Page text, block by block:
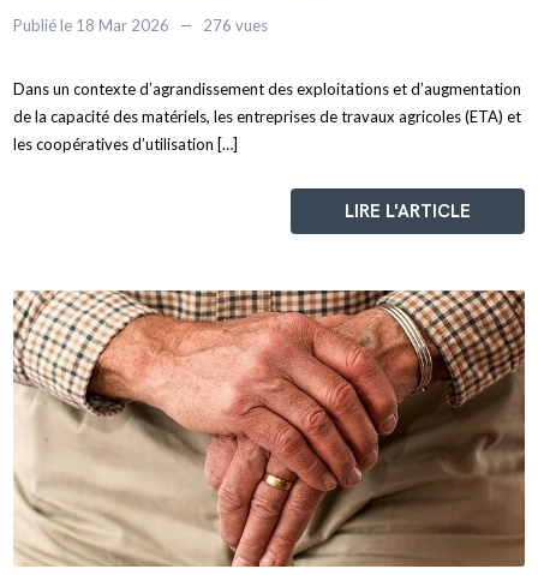
Publié le 18 Mar 2026 276 vues
Dans un contexte d’agrandissement des exploitations et d’augmentation
de la capacité des matériels, les entreprises de travaux agricoles (ETA) et
les coopératives d’utilisation […]
LIRE L'ARTICLE